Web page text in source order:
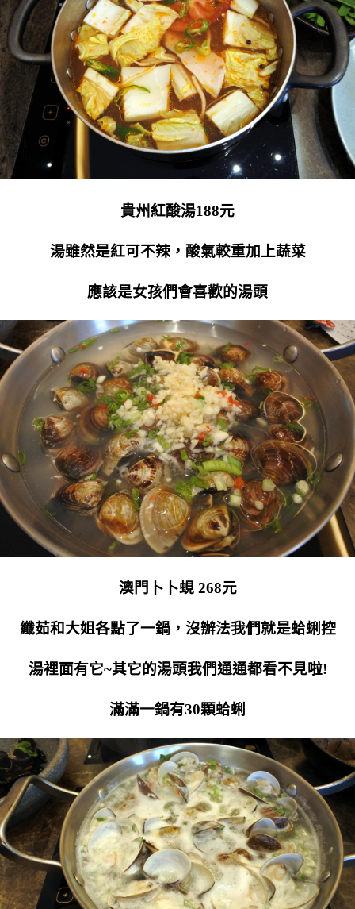
貴州紅酸湯188元
湯雖然是紅可不辣，酸氣較重加上蔬菜
應該是女孩們會喜歡的湯頭
澳門卜卜蜆 268元
纖茹和大姐各點了一鍋，沒辦法我們就是蛤蜊控
湯裡面有它~其它的湯頭我們通通都看不見啦!
滿滿一鍋有30顆蛤蜊